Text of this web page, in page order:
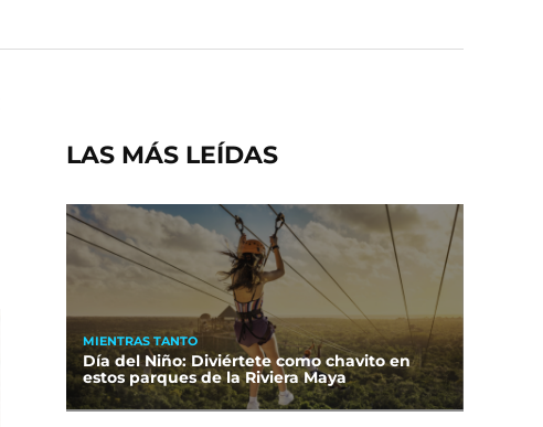
LAS MÁS LEÍDAS
MIENTRAS TANTO
Día del Niño: Diviértete como chavito en
estos parques de la Riviera Maya